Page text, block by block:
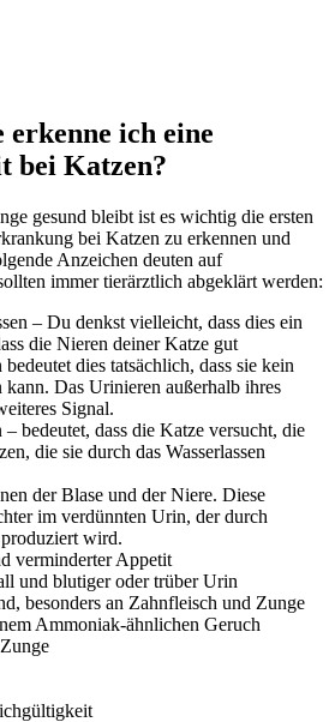
erkenne ich eine
bei Katzen?
gesund bleibt ist es wichtig die ersten
bei Katzen zu erkennen und
Anzeichen deuten auf
immer tierärztlich abgeklärt werden:
– Du denkst vielleicht, dass dies ein
die Nieren deiner Katze gut
dies tatsächlich, dass sie kein
kann. Das Urinieren außerhalb ihres
Signal.
bedeutet, dass die Katze versucht, die
die sie durch das Wasserlassen
der Blase und der Niere. Diese
im verdünnten Urin, der durch
wird.
verminderter Appetit
und blutiger oder trüber Urin
besonders an Zahnfleisch und Zunge
Ammoniak-ähnlichen Geruch